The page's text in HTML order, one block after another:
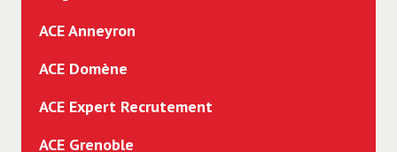
ACE Anneyron
ACE Domène
ACE Expert Recrutement
ACE Grenoble